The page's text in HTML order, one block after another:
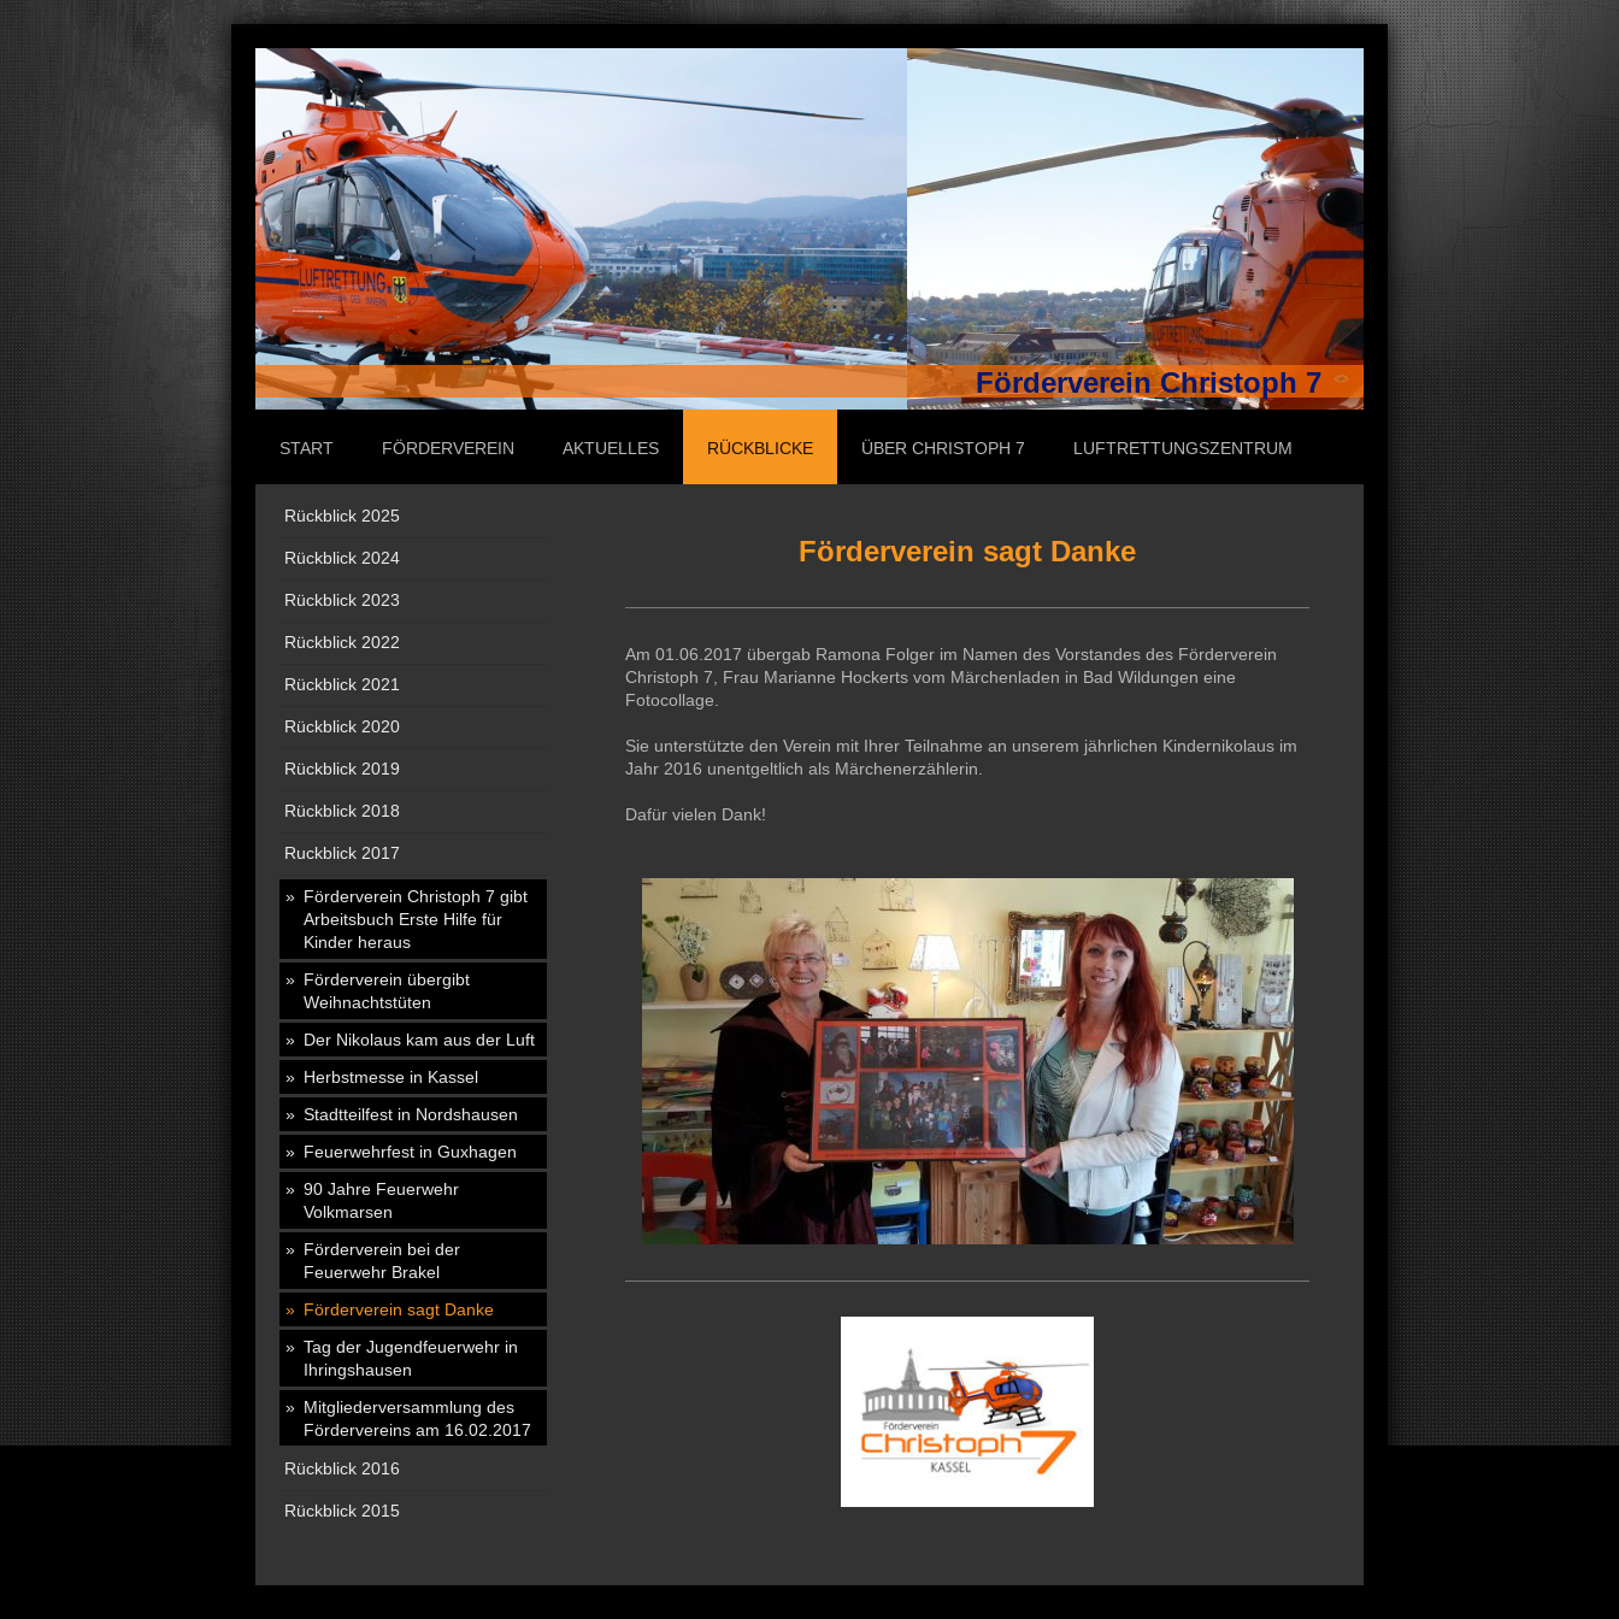
Förderverein Christoph 7
START FÖRDERVEREIN AKTUELLES RÜCKBLICKE ÜBER CHRISTOPH 7 LUFTRETTUNGSZENTRUM
Förderverein sagt Danke
Am 01.06.2017 übergab Ramona Folger im Namen des Vorstandes des Förderverein
Christoph 7,
Frau Marianne Hockerts vom Märchenladen in Bad Wildungen eine
Fotocollage.
Sie unterstützte den Verein mit Ihrer Teilnahme an unserem jährlichen Kindernikolaus im
Jahr 2016 unentgeltlich als Märchenerzählerin.
Dafür vielen Dank!
Rückblick 2025
Rückblick 2024
Rückblick 2023
Rückblick 2022
Rückblick 2021
Rückblick 2020
Rückblick 2019
Rückblick 2018
Ruckblick 2017
Förderverein Christoph 7 gibt
Arbeitsbuch Erste Hilfe für
Kinder heraus
Förderverein übergibt
Weihnachtstüten
Der Nikolaus kam aus der Luft
Herbstmesse in Kassel
Stadtteilfest in Nordshausen
Feuerwehrfest in Guxhagen
90 Jahre Feuerwehr
Volkmarsen
Förderverein bei der
Feuerwehr Brakel
Förderverein sagt Danke
Tag der Jugendfeuerwehr in
Ihringshausen
Mitgliederversammlung des
Fördervereins am 16.02.2017
Rückblick 2016
Rückblick 2015